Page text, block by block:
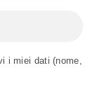
i miei dati (nome,